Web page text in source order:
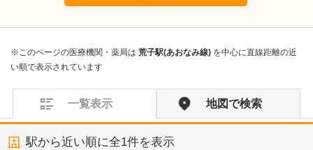
※このページの医療機関・薬局は 荒子駅(あおなみ線) を中心に直線距離の近
い順で表示されています
一覧表示 地図で検索
駅から近い順に全1件を表示